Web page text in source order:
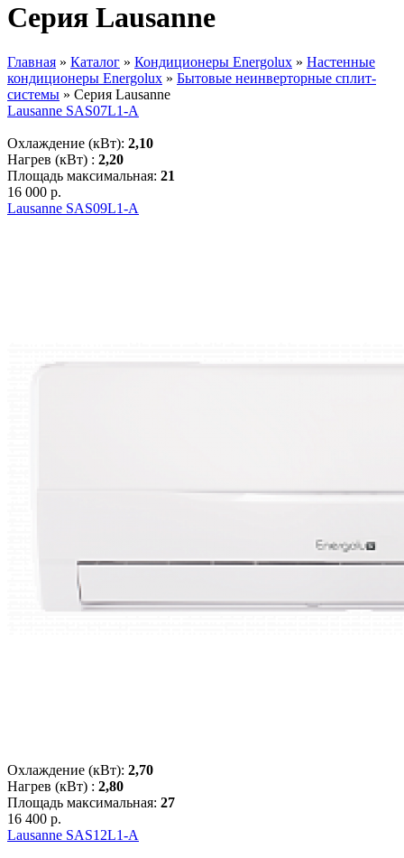
Серия Lausanne
Вы здесь
Главная » Каталог » Кондиционеры Energolux » Настенные
кондиционеры Energolux » Бытовые неинверторные сплит-
системы » Серия Lausanne
Lausanne SAS07L1-A
Охлаждение (кВт): 2,10
Нагрев (кВт) : 2,20
Площадь максимальная: 21
16 000 р.
Lausanne SAS09L1-A
Охлаждение (кВт): 2,70
Нагрев (кВт) : 2,80
Площадь максимальная: 27
16 400 р.
Lausanne SAS12L1-A